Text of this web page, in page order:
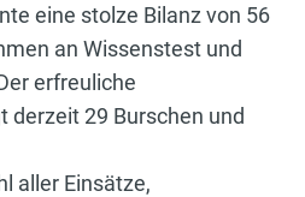
eine stolze Bilanz von 56
an Wissenstest und
erfreuliche
29 Burschen und
aller Einsätze,